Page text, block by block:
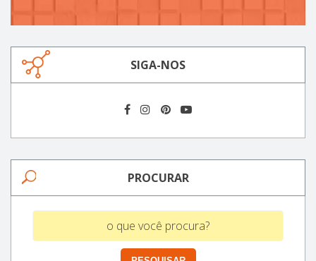
SIGA-NOS
PROCURAR